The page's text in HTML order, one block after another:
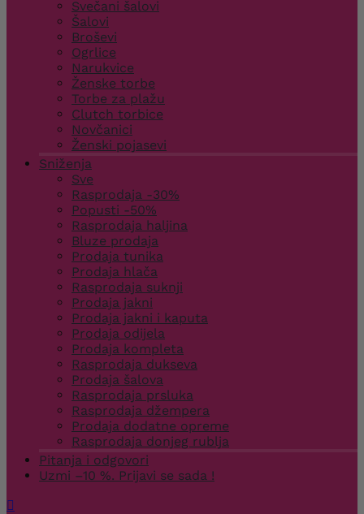
Svečani šalovi
Šalovi
Broševi
Ogrlice
Narukvice
Ženske torbe
Torbe za plažu
Clutch torbice
Novčanici
Ženski pojasevi
Sniženja
Sve
Rasprodaja -30%
Popusti -50%
Rasprodaja haljina
Bluze prodaja
Prodaja tunika
Prodaja hlača
Rasprodaja suknji
Prodaja jakni
Prodaja jakni i kaputa
Prodaja odijela
Prodaja kompleta
Rasprodaja dukseva
Prodaja šalova
Rasprodaja prsluka
Rasprodaja džempera
Prodaja dodatne opreme
Rasprodaja donjeg rublja
Pitanja i odgovori
Uzmi –10 %. Prijavi se sada !
